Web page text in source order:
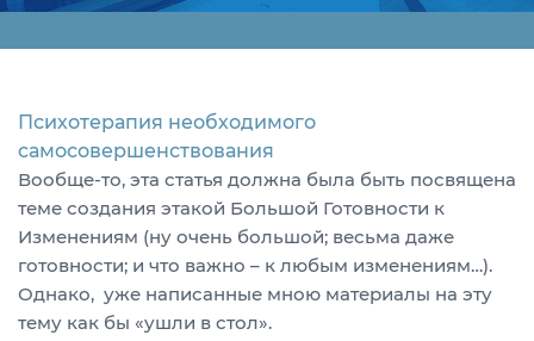
Психотерапия необходимого
самосовершенствования
Вообще-то, эта статья должна была быть посвящена
теме создания этакой Большой Готовности к
Изменениям (ну очень большой; весьма даже
готовности; и что важно – к любым изменениям…).
Однако, уже написанные мною материалы на эту
тему как бы «ушли в стол».